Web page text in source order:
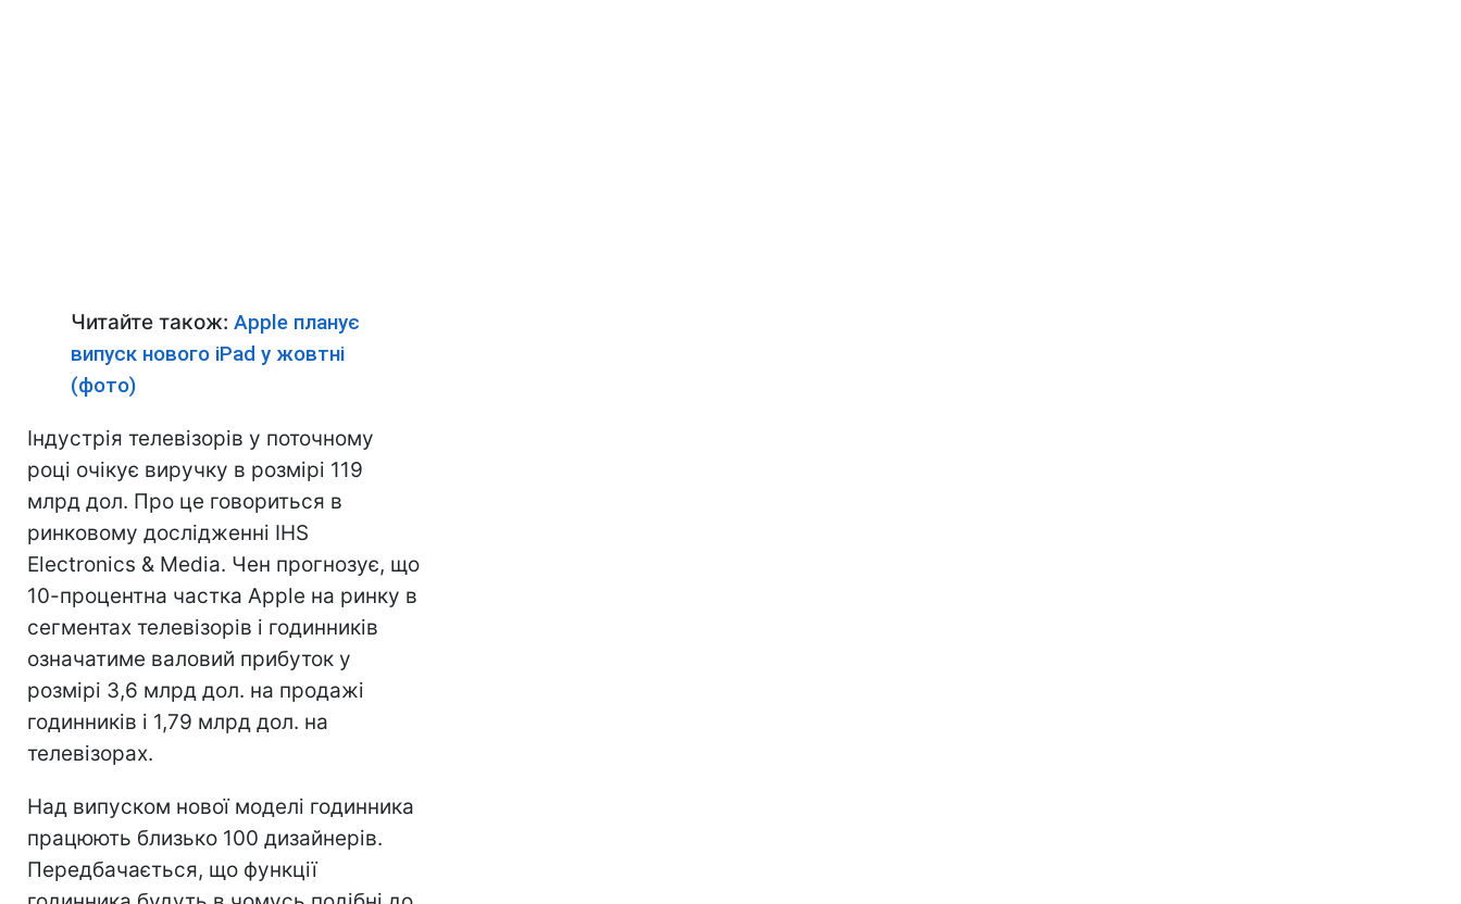
Читайте також: Apple планує
випуск нового іРad у жовтні
(фото)
Індустрія телевізорів у поточному
році очікує виручку в розмірі 119
млрд дол. Про це говориться в
ринковому дослідженні IHS
Electronics & Media. Чен прогнозує, що
10-процентна частка Apple на ринку в
сегментах телевізорів і годинників
означатиме валовий прибуток у
розмірі 3,6 млрд дол. на продажі
годинників і 1,79 млрд дол. на
телевізорах.
Над випуском нової моделі годинника
працюють близько 100 дизайнерів.
Передбачається, що функції